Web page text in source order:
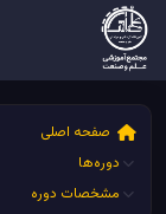
صفحه اصلی
دوره‌ها
مشخصات دوره